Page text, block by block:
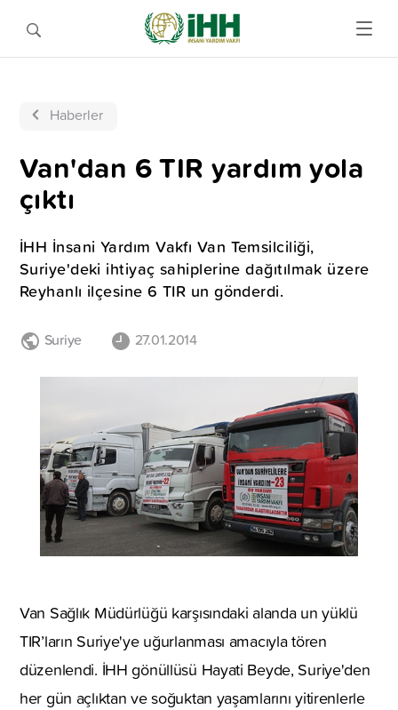
Haberler
Van'dan 6 TIR yardım yola
çıktı
İHH İnsani Yardım Vakfı Van Temsilciliği,
Suriye'deki ihtiyaç sahiplerine dağıtılmak üzere
Reyhanlı ilçesine 6 TIR un gönderdi.
Suriye 27.01.2014
Van Sağlık Müdürlüğü karşısındaki alanda un yüklü
TIR’ların Suriye'ye uğurlanması amacıyla tören
düzenlendi. İHH gönüllüsü Hayati Beyde, Suriye'den
her gün açlıktan ve soğuktan yaşamlarını yitirenlerle